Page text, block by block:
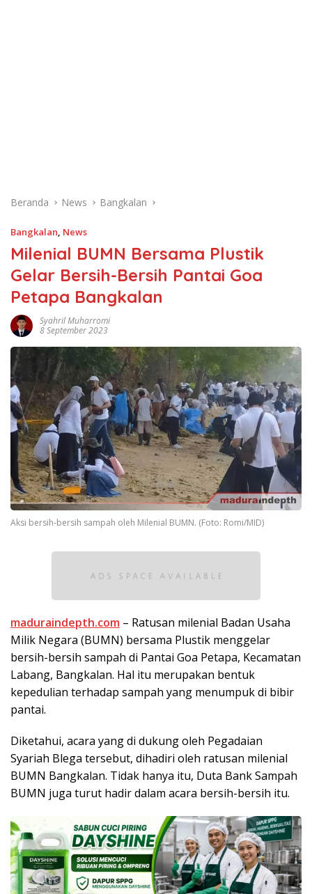
Beranda News Bangkalan
Bangkalan, News
Milenial BUMN Bersama Plustik
Gelar Bersih-Bersih Pantai Goa
Petapa Bangkalan
Syahril Muharromi
8 September 2023
Aksi bersih-bersih sampah oleh Milenial BUMN. (Foto: Romi/MID)
maduraindepth.com – Ratusan milenial Badan Usaha
Milik Negara (BUMN) bersama Plustik menggelar
bersih-bersih sampah di Pantai Goa Petapa, Kecamatan
Labang, Bangkalan. Hal itu merupakan bentuk
kepedulian terhadap sampah yang menumpuk di bibir
pantai.
Diketahui, acara yang di dukung oleh Pegadaian
Syariah Blega tersebut, dihadiri oleh ratusan milenial
BUMN Bangkalan. Tidak hanya itu, Duta Bank Sampah
BUMN juga turut hadir dalam acara bersih-bersih itu.